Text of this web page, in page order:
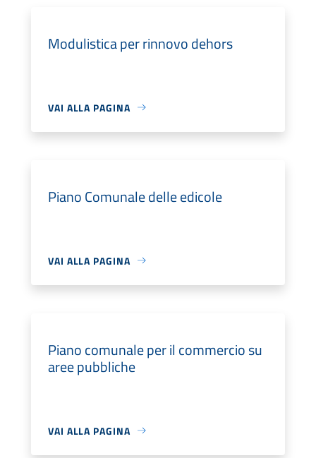
Modulistica per rinnovo dehors
VAI ALLA PAGINA
Piano Comunale delle edicole
VAI ALLA PAGINA
Piano comunale per il commercio su
aree pubbliche
VAI ALLA PAGINA